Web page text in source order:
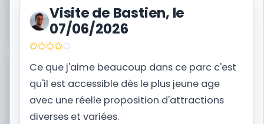
Visite de Bastien, le
07/06/2026
Ce que j'aime beaucoup dans ce parc c'est
qu'il est accessible dès le plus jeune age
avec une réelle proposition d'attractions
diverses et variées.
Je raconte une visite
Besoin du contexte complet avant de réserver ?
Ouvrez la fiche destination de Dennlys Parc.
Je prépare mon voyage